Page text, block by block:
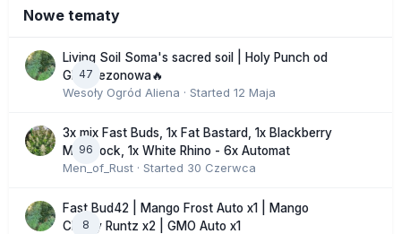
Nowe tematy
47
Living Soil Soma's sacred soil | Holy Punch od
GHS sezonowa🔥
Wesoły Ogród Aliena · Started 12 Maja
96
3x mix Fast Buds, 1x Fat Bastard, 1x Blackberry
Moonrock, 1x White Rhino - 6x Automat
Men_of_Rust · Started 30 Czerwca
8
Fast Bud42 | Mango Frost Auto x1 | Mango
Cherry Runtz x2 | GMO Auto x1